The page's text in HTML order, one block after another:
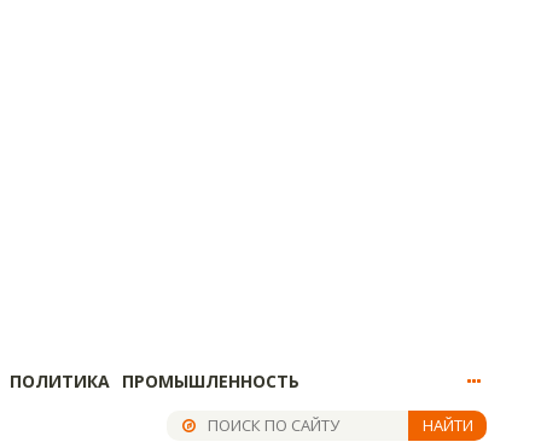
ПОЛИТИКА ПРОМЫШЛЕННОСТЬ
НАЙТИ